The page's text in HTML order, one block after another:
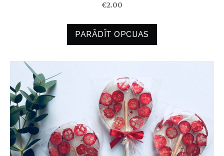
€2.00
PARĀDĪT OPCIJAS